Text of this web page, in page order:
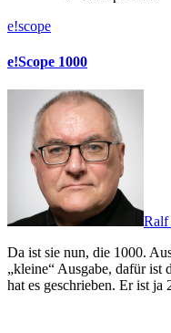
e!scope
e!Scope 1000
Ralf
Da ist sie nun, die 1000. Ausgabe von e!Scope. Es ist eine eher
„kleine“ Ausgabe, dafür ist
hat es geschrieben. Er ist